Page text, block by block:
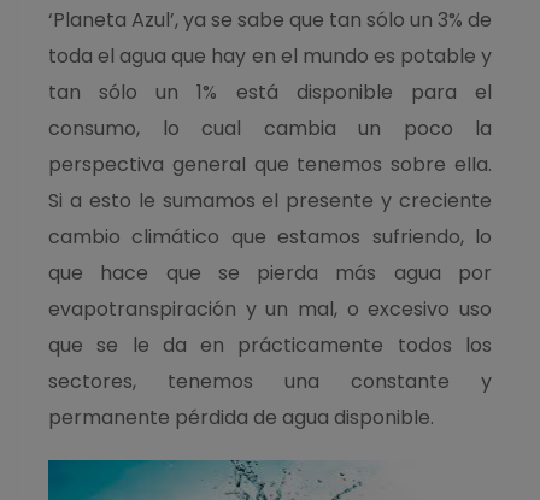
‘Planeta Azul’, ya se sabe que tan sólo un 3% de
toda el agua que hay en el mundo es potable y
tan sólo un 1% está disponible para el
consumo, lo cual cambia un poco la
perspectiva general que tenemos sobre ella.
Si a esto le sumamos el presente y creciente
cambio climático que estamos sufriendo, lo
que hace que se pierda más agua por
evapotranspiración y un mal, o excesivo uso
que se le da en prácticamente todos los
sectores, tenemos una constante y
permanente pérdida de agua disponible.